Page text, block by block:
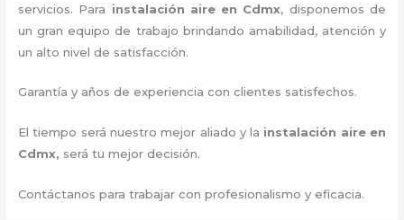
servicios. Para instalación aire en Cdmx, disponemos de
un gran equipo de trabajo brindando amabilidad, atención y
un alto nivel de satisfacción.
Garantía y años de experiencia con clientes satisfechos.
El tiempo será nuestro mejor aliado y la instalación aireen
Cdmx, será tu mejor decisión.
Contáctanos para trabajar con profesionalismo y eficacia.